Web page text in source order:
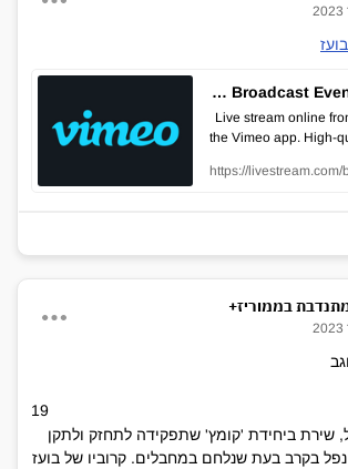
Online Live Streaming Platform: Broadcast Events with Vimeo
Live stream online
the Vimeo app. High-
engagement
בממוריז+
19
שירת ביחידת 'קומץ' שתפקידה לתחזק ולתקן
בקרב בעת שנלחם במחבלים. קרוביו של בועז